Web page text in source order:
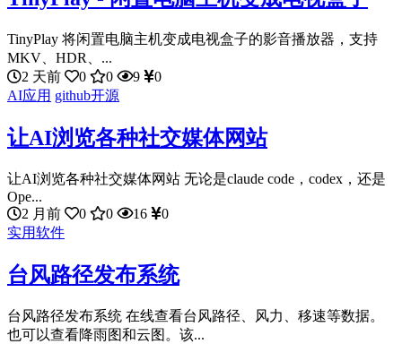
TinyPlay 将闲置电脑主机变成电视盒子的影音播放器，支持
MKV、HDR、...
2 天前
0 0 9
0
AI应用 github开源
让AI浏览各种社交媒体网站
让AI浏览各种社交媒体网站 无论是claude code，codex，还是
Ope...
2 月前
0 0 16
0
实用软件
台风路径发布系统
台风路径发布系统 在线查看台风路径、风力、移速等数据。
也可以查看降雨图和云图。该...